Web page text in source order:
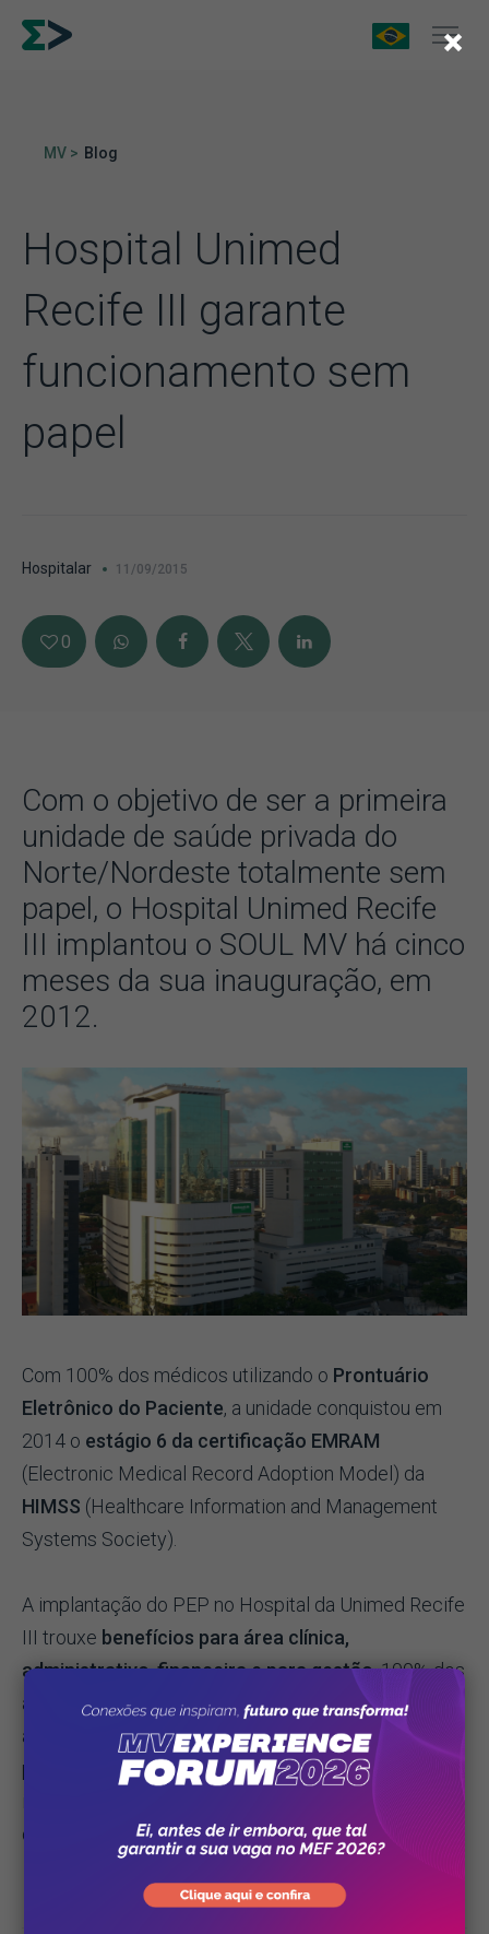
×
MV > Blog
Hospital Unimed
Recife III garante
funcionamento sem
papel
Hospitalar 11/09/2015
0
Com o objetivo de ser a primeira
unidade de saúde privada do
Norte/Nordeste totalmente sem
papel, o Hospital Unimed Recife
III implantou o SOUL MV há cinco
meses da sua inauguração, em
2012.
Com 100% dos médicos utilizando o Prontuário
Eletrônico do Paciente, a unidade conquistou em
2014 o estágio 6 da certificação EMRAM
(Electronic Medical Record Adoption Model) da
HIMSS (Healthcare Information and Management
Systems Society).
A implantação do PEP no Hospital da Unimed Recife
III trouxe benefícios para área clínica,
administrativo-financeira e para gestão. 100% dos
atendimentos são registrados no prontuário, tudo
assinado digitalmente com certificados digitais,
proporcionando a padronização dos processos,
integração das áreas e melhor acompanhamento
dos indicadores de desempenho da instituição.